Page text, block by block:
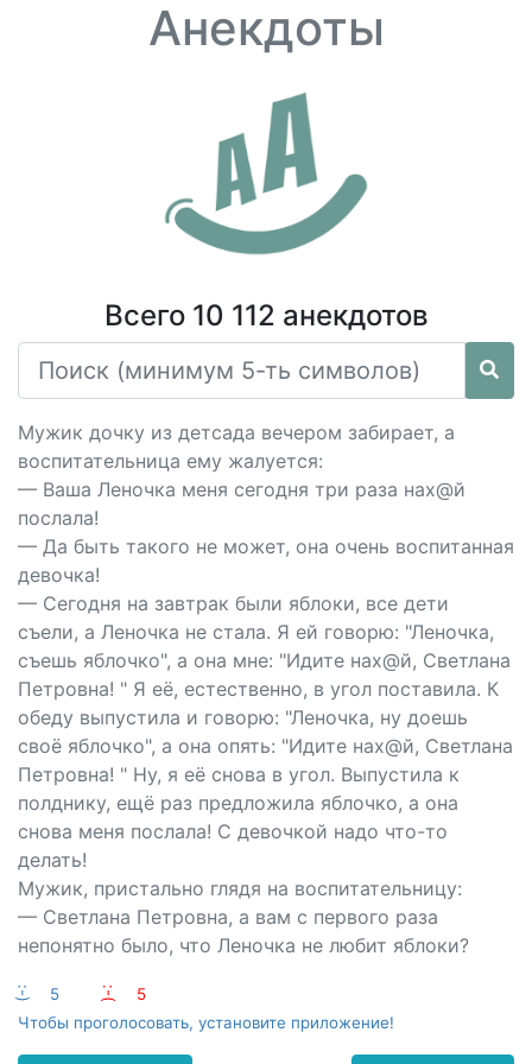
Анекдоты
Всего 10 112 анекдотов
Мужик дочку из детсада вечером забирает, а
воспитательница ему жалуется:
— Ваша Леночка меня сегодня три раза нах@й
послала!
— Да быть такого не может, она очень воспитанная
девочка!
— Сегодня на завтрак были яблоки, все дети
съели, а Леночка не стала. Я ей говорю: "Леночка,
съешь яблочко", а она мне: "Идите нах@й, Светлана
Петровна! " Я её, естественно, в угол поставила. К
обеду выпустила и говорю: "Леночка, ну доешь
своё яблочко", а она опять: "Идите нах@й, Светлана
Петровна! " Ну, я её снова в угол. Выпустила к
полднику, ещё раз предложила яблочко, а она
снова меня послала! С девочкой надо что-то
делать!
Мужик, пристально глядя на воспитательницу:
— Светлана Петровна, а вам с первого раза
непонятно было, что Леночка не любит яблоки?
:-) 5 :-(
5
Чтобы проголосовать, установите приложение!